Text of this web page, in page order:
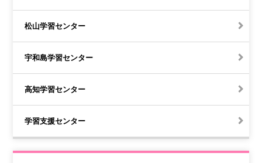
松山学習センター
宇和島学習センター
高知学習センター
学習支援センター